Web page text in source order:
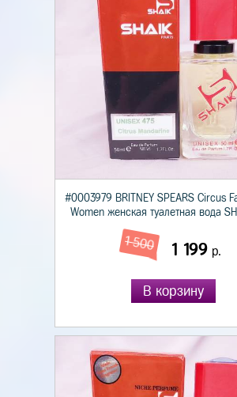
#0003979 BRITNEY SPEARS Circus
Women женская туалетная вода
1 500 1 199 р.
В корзину